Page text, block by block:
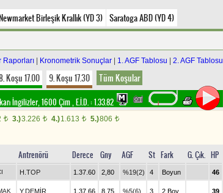
Birleşik Krallık (YD 3) Saratoga ABD (YD 4)
Raporları Kronometrik Sonuçlar 1. AGF Tablosu 2. AGF Tablosu
Koşu 17.00 9. Koşu 17.30 Tüm Koşular
İngilizler, 1600 Çim,E.İ.D. :1.33.82
t 3.)3.226 t 4.)1.613 t 5.)806 t
Antrenörü Derece Gny AGF St Fark G. Çık. HP
H.TOP 1.37.60 2,80 %19(2) 4 Boyun 46
Y.DEMİR 1.37.66 8,75 %5(6) 3 2 Boy 39